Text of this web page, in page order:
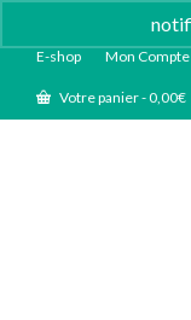
E-shop Mon Compte
Votre panier-0,00€